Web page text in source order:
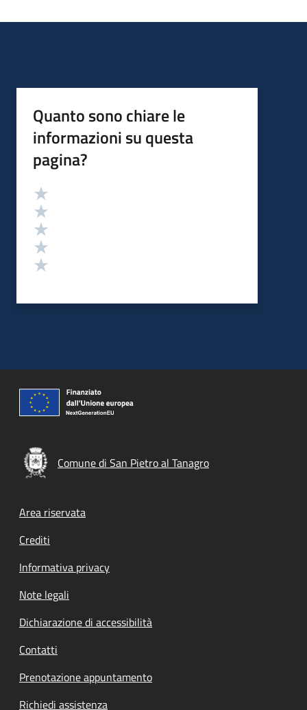
Quanto sono chiare le
informazioni su questa
pagina?
Valutazione
Comune di San Pietro al Tanagro
Footer menu
Area riservata
Crediti
Informativa privacy
Note legali
Dichiarazione di accessibilità
Contatti
Prenotazione appuntamento
Richiedi assistenza